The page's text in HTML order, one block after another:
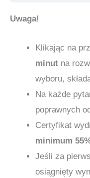
Uwaga!
Klikając na
minut na
wyboru,
Na każde
poprawnych
Certyfikat
minimum
Jeśli za
osiągnięty